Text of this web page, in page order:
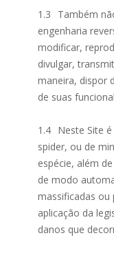
1.3
Também
engenharia
modificar,
divulgar,
maneira, dispor
de suas
1.4 Neste Site
spider, ou de
espécie, além
de modo
massificadas ou
aplicação da
danos que